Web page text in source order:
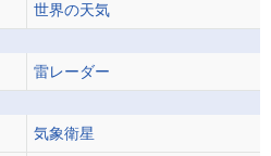
世界の天気
雷レーダー
気象衛星